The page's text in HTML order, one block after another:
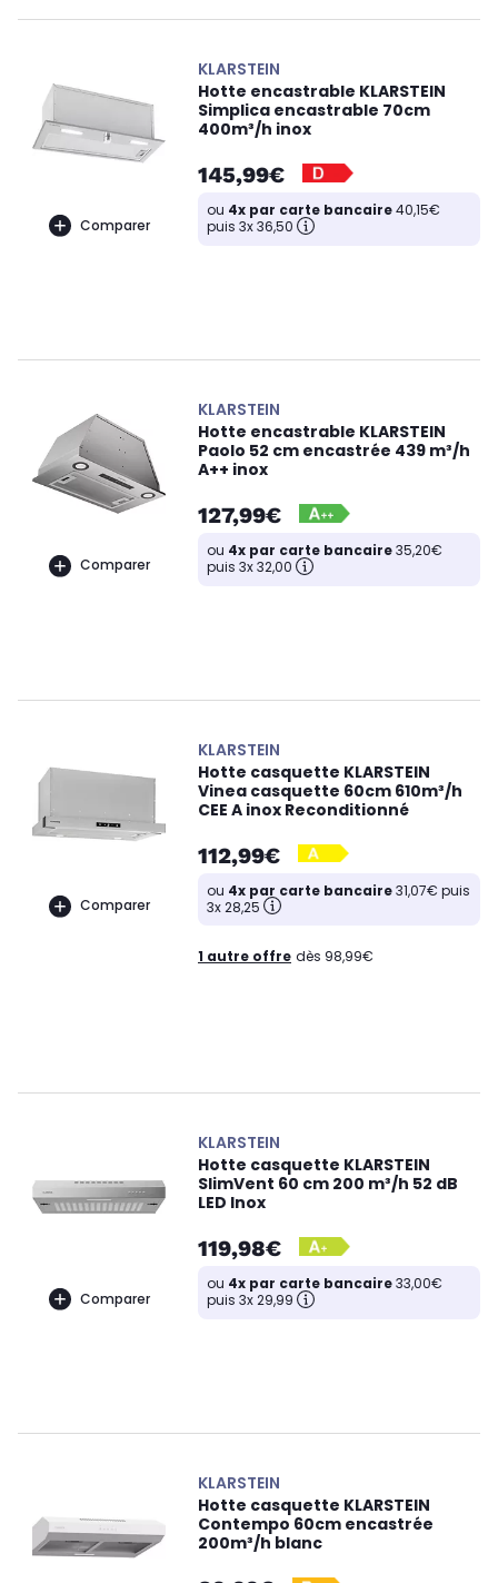
Comparer
KLARSTEIN
Hotte encastrable KLARSTEIN
Simplica encastrable 70cm
400m³/h inox
145,99€
ou 4x par carte bancaire40,15€
puis 3x 36,50
Comparer
KLARSTEIN
Hotte encastrable KLARSTEIN
Paolo 52 cm encastrée 439 m³/h
A++ inox
127,99€
ou 4x par carte bancaire35,20€
puis 3x 32,00
Comparer
KLARSTEIN
Hotte casquette KLARSTEIN
Vinea casquette 60cm 610m³/h
CEE A inox Reconditionné
112,99€
ou 4x par carte bancaire31,07€ puis
3x 28,25
1 autre offre dès 98,99€
Comparer
KLARSTEIN
Hotte casquette KLARSTEIN
SlimVent 60 cm 200 m³/h 52 dB
LED Inox
119,98€
ou 4x par carte bancaire33,00€
puis 3x 29,99
KLARSTEIN
Hotte casquette KLARSTEIN
Contempo 60cm encastrée
200m³/h blanc